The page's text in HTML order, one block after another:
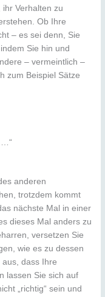
Verhalten zu
Ob Ihre
– es sei denn, Sie
Sie hin und
– vermeintlich –
zum Beispiel Sätze
…“
anderen
trotzdem kommt
nächste Mal in einer
dieses Mal anders zu
versetzen Sie
wie es zu dessen
dass Ihre
lassen Sie sich auf
„richtig“ sein und